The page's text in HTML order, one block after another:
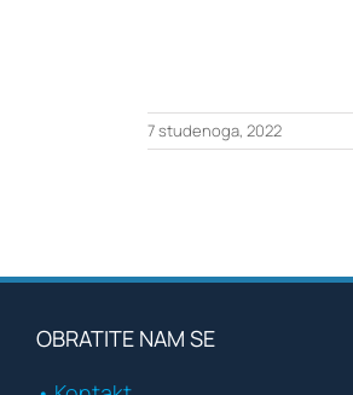
7 studenoga, 2022
OBRATITE NAM SE